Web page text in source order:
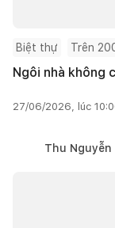
Biệt thự Trên
Ngôi nhà không
27/06/2026, lúc
Thu Nguyễn